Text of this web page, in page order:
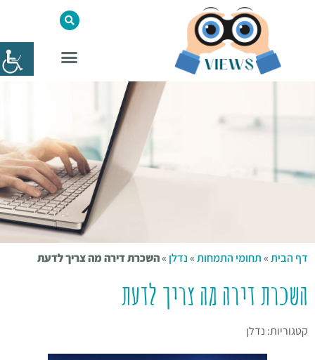
דף הבית»תחומי התמחות»נדלן »השכרת דירה מה צריך לדעת
השכרת דירה מה צריך לדעת
קטגוריות: נדלן